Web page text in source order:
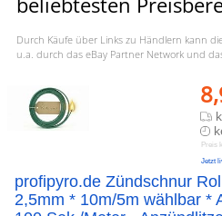
Durch Käufe über Links zu Händlern kann
u.a. durch das eBay Partner Network und
Preis
Jetzt
profipyro.de Zündschnur
2,5mm * 10m/5m wählbar *